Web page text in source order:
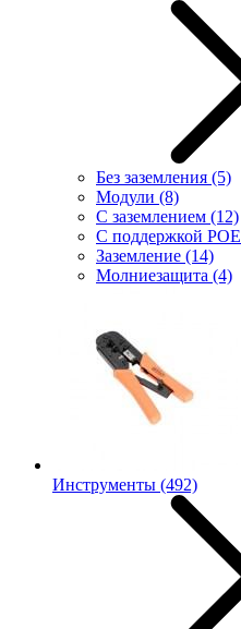
Без заземления (5)
Модули (8)
С заземлением (12)
С поддержкой POE
Заземление (14)
Молниезащита (4)
Инструменты (492)